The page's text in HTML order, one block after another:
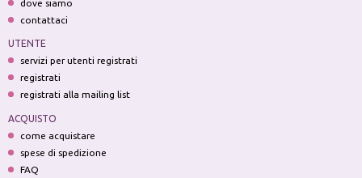
dove siamo
contattaci
UTENTE
servizi per utenti registrati
registrati
registrati alla mailing list
ACQUISTO
come acquistare
spese di spedizione
FAQ